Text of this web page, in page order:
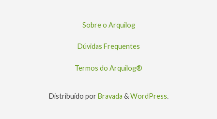
Sobre o Arquilog
Dúvidas Frequentes
Termos do Arquilog®
Distribuído por Bravada &WordPress.